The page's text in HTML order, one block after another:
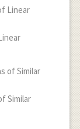
Similar